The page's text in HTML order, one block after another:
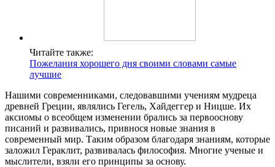
Читайте также:
Пожелания хорошего дня своими словами самые
лучшие
Нашими современниками, следовавшими учениям мудреца
древней Греции, являлись Гегель, Хайдеггер и Ницше. Их
аксиомы о всеобщем изменении брались за первооснову
писаний и развивались, привнося новые знания в
современный мир. Таким образом благодаря знаниям, которые
заложил Гераклит, развивалась философия. Многие ученые и
мыслители, взяли его принципы за основу.